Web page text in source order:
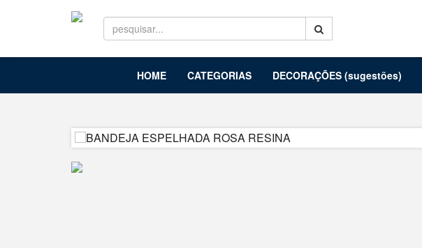
HOME CATEGORIAS DECORAÇÕES (sugestões)